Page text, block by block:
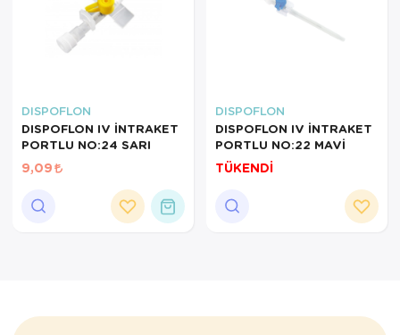
Kişisel Bakım ve Sağlık
Kişisel Bakım ve Sağlık
Ortopedi Ürünleri
Ortopedi Ürünleri
Ortopedi Ürünleri
Ortopedi Ürünleri
DISPOFLON
DISPOFLON IV İNTRAKET
PORTLU NO:24 SARI
9,09
DISPOFLON
DISPOFLON IV İNTRAKET
PORTLU NO:22 MAVİ
TÜKENDİ